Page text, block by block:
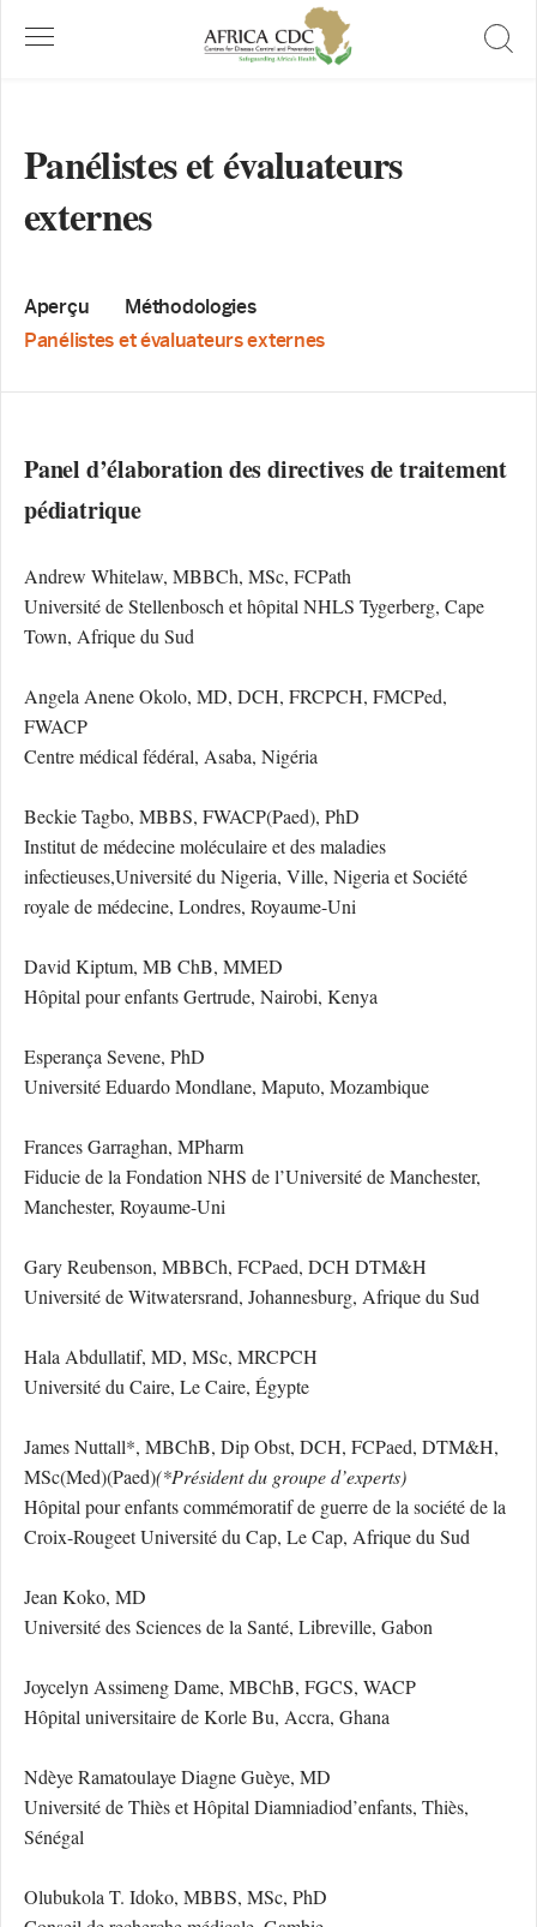
Panélistes et évaluateurs
externes
Aperçu
Méthodologies
Panélistes et évaluateurs externes
Panel d’élaboration des directives de traitement
pédiatrique
Andrew Whitelaw, MBBCh, MSc, FCPath
Université de Stellenbosch et hôpital NHLS Tygerberg, Cape
Town, Afrique du Sud
Angela Anene Okolo, MD, DCH, FRCPCH, FMCPed,
FWACP
Centre médical fédéral, Asaba, Nigéria
Beckie Tagbo, MBBS, FWACP(Paed), PhD
Institut de médecine moléculaire et des maladies
infectieuses,Université du Nigeria, Ville, Nigeria et Société
royale de médecine, Londres, Royaume-Uni
David Kiptum, MB ChB, MMED
Hôpital pour enfants Gertrude, Nairobi, Kenya
Esperança Sevene, PhD
Université Eduardo Mondlane, Maputo, Mozambique
Frances Garraghan, MPharm
Fiducie de la Fondation NHS de l’Université de Manchester,
Manchester, Royaume-Uni
Gary Reubenson, MBBCh, FCPaed, DCH DTM&H
Université de Witwatersrand, Johannesburg, Afrique du Sud
Hala Abdullatif, MD, MSc, MRCPCH
Université du Caire, Le Caire, Égypte
James Nuttall*, MBChB, Dip Obst, DCH, FCPaed, DTM&H,
MSc(Med)(Paed)(*Président du groupe d’experts)
Hôpital pour enfants commémoratif de guerre de la société de la
Croix-Rougeet Université du Cap, Le Cap, Afrique du Sud
Jean Koko, MD
Université des Sciences de la Santé, Libreville, Gabon
Joycelyn Assimeng Dame, MBChB, FGCS, WACP
Hôpital universitaire de Korle Bu, Accra, Ghana
Ndèye Ramatoulaye Diagne Guèye, MD
Université de Thiès et Hôpital Diamniadiod’enfants, Thiès,
Sénégal
Olubukola T. Idoko, MBBS, MSc, PhD